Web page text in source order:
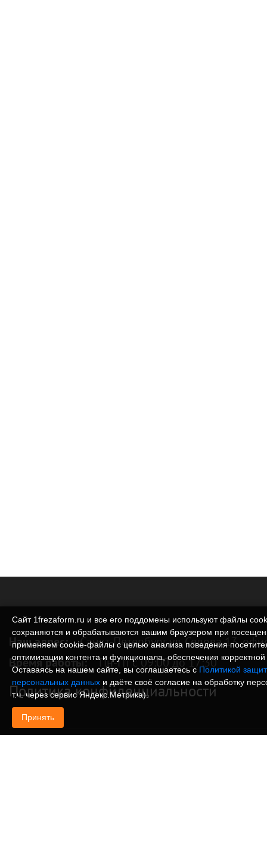
Наш адрес: Санкт-Петербург ул. Седова 13,
Время работы: Пн-Пт с 09:00 до 17:30
Политика конфиденциальности
Сайт 1frezaform.ru и все его поддомены используют файлы
сохраняются и обрабатываются вашим браузером при
применяем cookie‑файлы с целью анализа поведения
оптимизации контента и функционала, обеспечения
Оставаясь на нашем сайте, вы соглашаетесь с Политикой
персональных данных и даёте своё согласие на обработку
т.ч. через сервис Яндекс.Метрика).
Принять